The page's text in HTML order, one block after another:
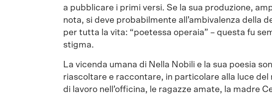
a pubblicare i primi versi. Se la sua produzione,
nota, si deve probabilmente all’ambivalenza della
per tutta la vita: “poetessa operaia” – questa fu
stigma.
La vicenda umana di Nella Nobili e la sua poesia
riascoltare e raccontare, in particolare alla luce
di lavoro nell’officina, le ragazze amate, la madre